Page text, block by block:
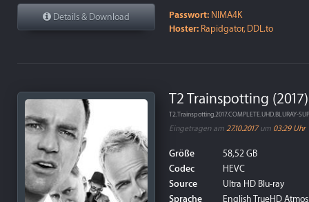
Details & Download Passwort: NIMA4K
Hoster: Rapidgator, DDL.to
T2 Trainspotting
T2.Trainspotting.2017.COMPLETE.UHD.BLURAY-
Eingetragen am 27.10.2017um 03:29 Uhr
Größe
58,52 GB
Codec
HEVC
Source
Ultra HD Blu-ray
Sprache
English TrueHD